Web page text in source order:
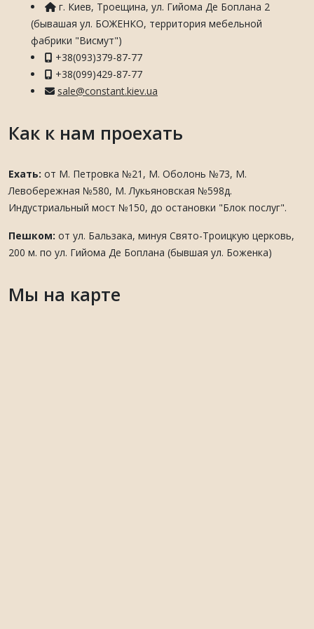
г. Киев, Троещина, ул. Гийома Де Боплана 2
(бывашая ул. БОЖЕНКО, территория мебельной
фабрики "Висмут")
+38(093)379-87-77
+38(099)429-87-77
sale@constant.kiev.ua
Как к нам проехать
Ехать: от М. Петровка №21, М. Оболонь №73, М.
Левобережная №580, М. Лукьяновская №598д.
Индустриальный мост №150, до остановки "Блок послуг".
Пешком: от ул. Бальзака, минуя Свято-Троицкую церковь,
200 м. по ул. Гийома Де Боплана (бывшая ул. Боженка)
Мы на карте